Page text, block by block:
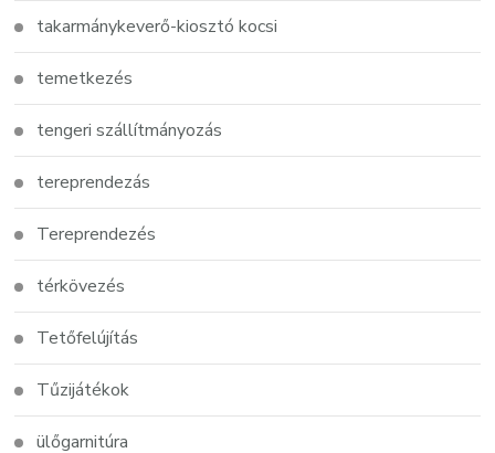
takarmánykeverő-kiosztó kocsi
temetkezés
tengeri szállítmányozás
tereprendezás
Tereprendezés
térkövezés
Tetőfelújítás
Tűzijátékok
ülőgarnitúra